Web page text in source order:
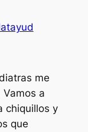
me
a
chiquillos y
que